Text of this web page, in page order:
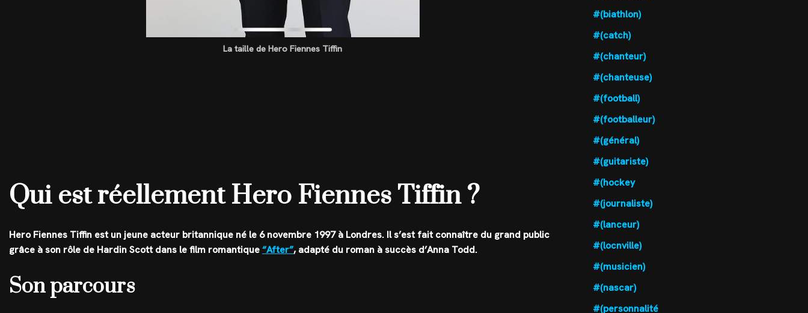
La taille de Hero Fiennes Tiffin
Qui est réellement Hero Fiennes Tiffin ?
Hero Fiennes Tiffin est un jeune acteur britannique né le 6 novembre 1997 à Londres. Il s’est fait connaître du grand public
grâce à son rôle de Hardin Scott dans le film romantique“After”, adapté du roman à succès d’Anna Todd.
Son parcours
#(biathlon)
#(catch)
#(chanteur)
#(chanteuse)
#(football)
#(footballeur)
#(général)
#(guitariste)
#(hockey
#(journaliste)
#(lanceur)
#(locnville)
#(musicien)
#(nascar)
#(personnalité